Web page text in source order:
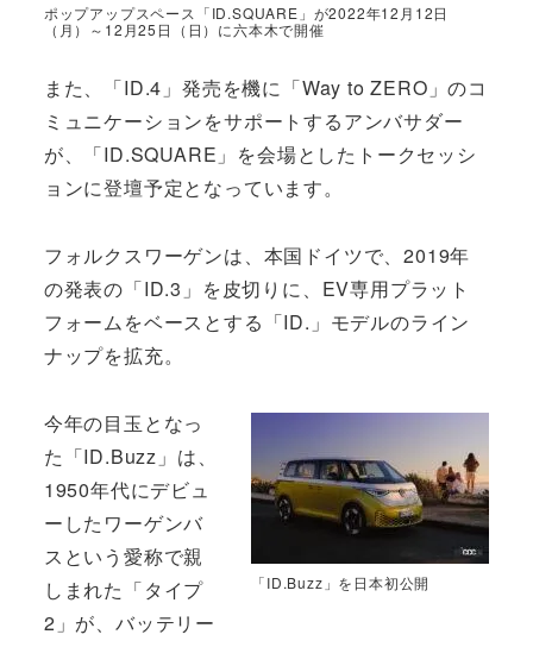
ポップアップスペース「ID.SQUARE」が2022年12月12日
（月）～12月25日（日）に六本木で開催
また、「ID.4」発売を機に「Way to ZERO」のコ
ミュニケーションをサポートするアンバサダー
が、「ID.SQUARE」を会場としたトークセッシ
ョンに登壇予定となっています。
フォルクスワーゲンは、本国ドイツで、2019年
の発表の「ID.3」を皮切りに、EV専用プラット
フォームをベースとする「ID.」モデルのライン
ナップを拡充。
「ID.Buzz」を日本初公開
今年の目玉となっ
た「ID.Buzz」は、
1950年代にデビュ
ーしたワーゲンバ
スという愛称で親
しまれた「タイプ
2」が、バッテリー